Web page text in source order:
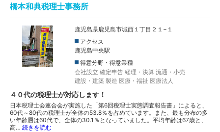
橋本和典税理士事務所
鹿児島県鹿児島市城西１丁目２１−１
アクセス
鹿児島中央駅
得意分野・得意業種
会社設立 確定申告 経理・決算 流通・小売
建設・建築 製造 医療・福祉 医療法人
４０代の税理士が対応します！
日本税理士会連合会が実施した「第6回税理士実態調査報告書」によると、
60代～80代の税理士が全体の53.8％を占めています。また、最も分布の多
い年齢層は60代で、全体の30.1％となっていました。平均年齢は67歳と、
高… 続きを読む